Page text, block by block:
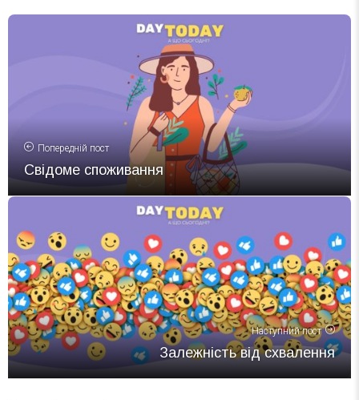
Попередній пост
Свідоме споживання
Наступний пост
Залежність від схвалення